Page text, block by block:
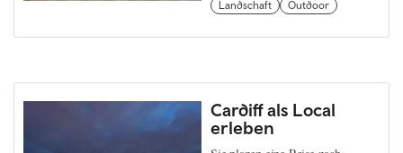
Landschaft
Outdoor
Cardiff als Local
erleben